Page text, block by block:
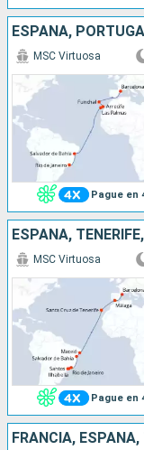
Pague en
MSC Virtuosa
ESPAÑA,
Pague en
MSC Virtuosa
FRANCIA, ESPAÑA,